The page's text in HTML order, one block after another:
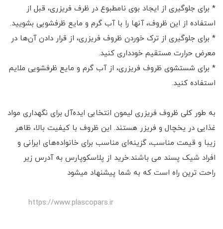
* برای جلوگیری از ایجاد بوی نامطبوع در ظرف فریزری، قبل از
استفاده از این ظروف، آنها را با آب گرم و مایع ظرفشویی بشویید.
* برای جلوگیری از ترک خوردن ظروف فریزری، از قرار دادن آن‌ها در
معرض حرارت مستقیم خودداری کنید.
* برای شستشوی ظروف فریزری، از آب گرم و مایع ظرفشویی ملایم
استفاده کنید.
به طور کلی ظروف فریزری لیمون انتخابی ایده‌آل برای نگهداری مواد
غذایی در یخچال و فریزر هستند. این ظروف با کیفیت بالا، ظاهر
زیبا و قیمت مناسب، گزینه‌ای مناسب برای خانواده‌های ایرانی و
افراد شیک پسند می باشند.خرید از پلاسکوپارس به آدرس زیر
راحت ترین راه است که به شما پیشنهاد میشود